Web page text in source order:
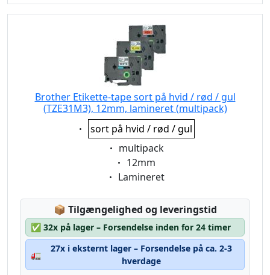
Brother Etikette-tape sort på hvid / rød / gul
(TZE31M3), 12mm, lamineret (multipack)
Eigenschaft:
sort på hvid / rød / gul
Eigenschaft:
multipack
Eigenschaft:
12mm
Eigenschaft:
Lamineret
📦 Lagerstatus:
Tilgængelighed og leveringstid
✅ 32x på lager – Forsendelse inden for 24 timer
🚛
27x i eksternt lager – Forsendelse på ca. 2-3
hverdage